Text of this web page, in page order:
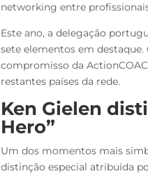
networking entre
Este ano, a delegação
sete elementos em
compromisso da
restantes países da rede.
Ken Gielen
Hero”
Um dos momentos mais
distinção especial atribuída